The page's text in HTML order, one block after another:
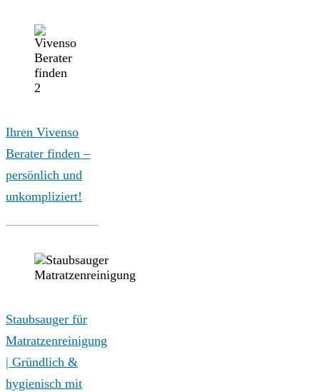
Ihren Vivenso
Berater finden –
persönlich und
unkompliziert!
Staubsauger für
Matratzenreinigung
| Gründlich &
hygienisch mit